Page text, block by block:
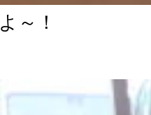
～！